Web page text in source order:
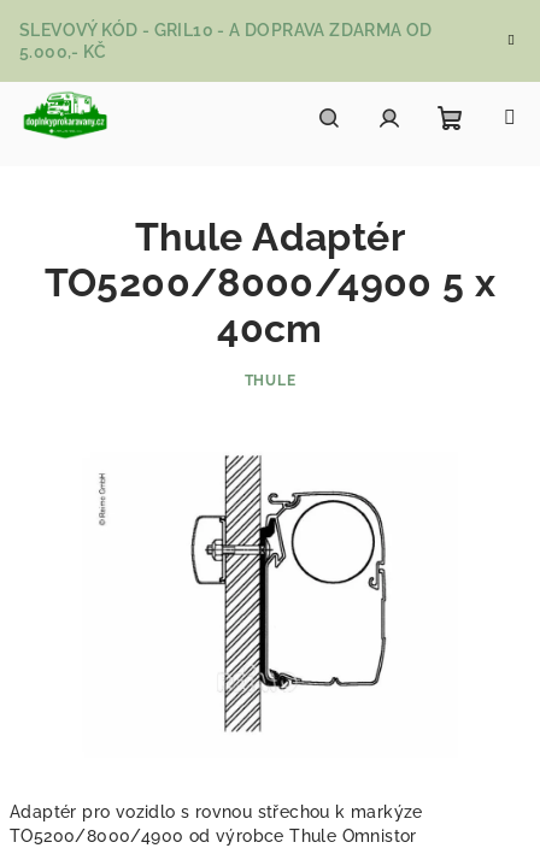
SLEVOVÝ KÓD - GRIL10 - A DOPRAVA ZDARMA OD
5.000,- KČ
Adaptér pro vozidlo s rovnou střechou k markýze
TO5200/8000/4900 od výrobce Thule Omnistor
Thule Adaptér
TO5200/8000/4900 5 x
40cm
THULE